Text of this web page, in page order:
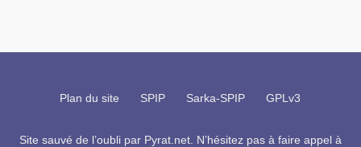
Plan du site SPIP Sarka-SPIP GPLv3
Site sauvé de l’oubli par Pyrat.net . N’hésitez pas à faire appel à